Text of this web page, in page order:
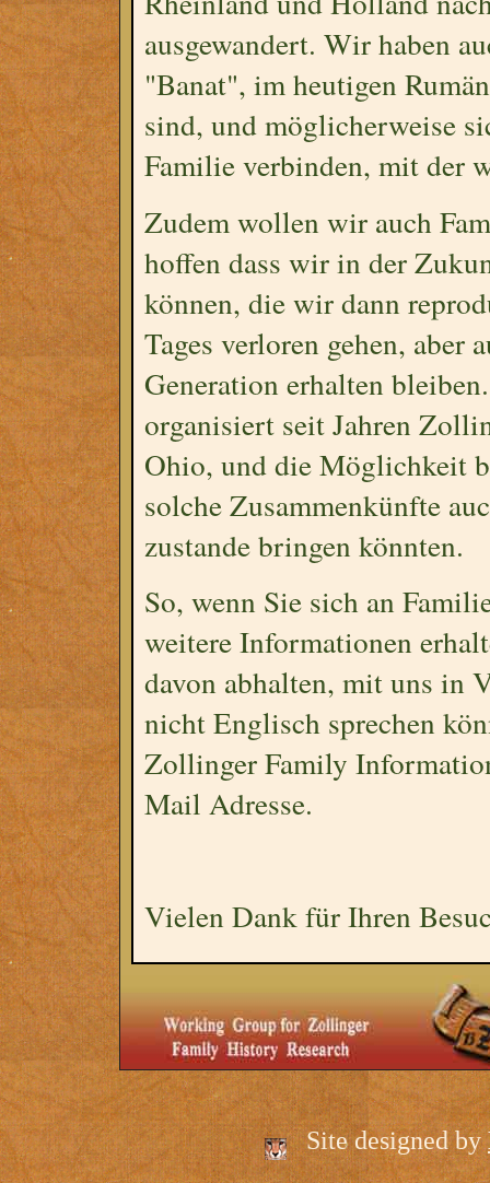
ausgewandert. Wir haben
"Banat", im heutigen
sind, und möglicherweise
Familie verbinden, mit der
Zudem wollen wir auch
hoffen dass wir in der
können, die wir dann
Tages verloren gehen, aber
Generation erhalten
organisiert seit Jahren
Ohio, und die Möglichkeit
solche Zusammenkünfte
zustande bringen könnten.
So, wenn Sie sich an
weitere Informationen
davon abhalten, mit uns in
nicht Englisch sprechen
Zollinger Family
Mail Adresse.
Vielen Dank für Ihren
Site designed by